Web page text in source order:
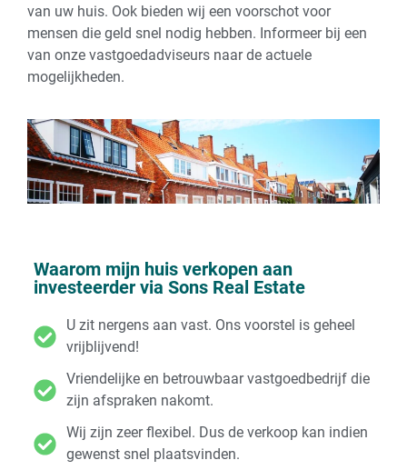
van uw huis. Ook bieden wij een voorschot voor
mensen die geld snel nodig hebben. Informeer bij een
van onze vastgoedadviseurs naar de actuele
mogelijkheden.
Waarom mijn huis verkopen aan
investeerder via Sons Real Estate
U zit nergens aan vast. Ons voorstel is geheel
vrijblijvend!
Vriendelijke en betrouwbaar vastgoedbedrijf die
zijn afspraken nakomt.
Wij zijn zeer flexibel. Dus de verkoop kan indien
gewenst snel plaatsvinden.